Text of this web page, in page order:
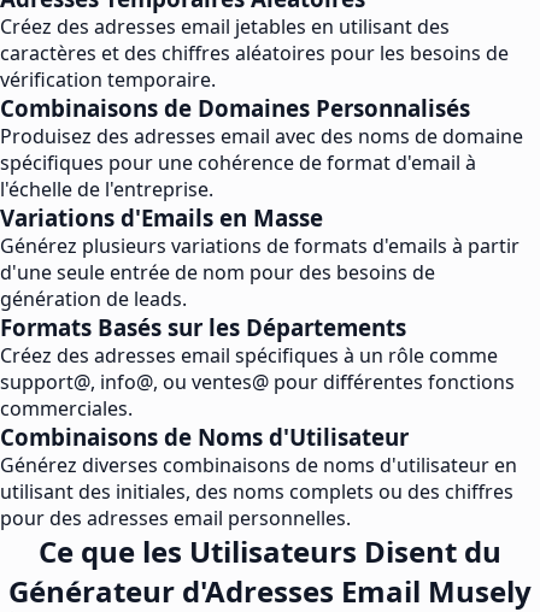
Créez des adresses email jetables en utilisant des
caractères et des chiffres aléatoires pour les besoins de
vérification temporaire.
Combinaisons de Domaines Personnalisés
Produisez des adresses email avec des noms de domaine
spécifiques pour une cohérence de format d'email à
l'échelle de l'entreprise.
Variations d'Emails en Masse
Générez plusieurs variations de formats d'emails à partir
d'une seule entrée de nom pour des besoins de
génération de leads.
Formats Basés sur les Départements
Créez des adresses email spécifiques à un rôle comme
support@, info@, ou ventes@ pour différentes fonctions
commerciales.
Combinaisons de Noms d'Utilisateur
Générez diverses combinaisons de noms d'utilisateur en
utilisant des initiales, des noms complets ou des chiffres
pour des adresses email personnelles.
Ce que les Utilisateurs Disent du
Générateur d'Adresses Email Musely